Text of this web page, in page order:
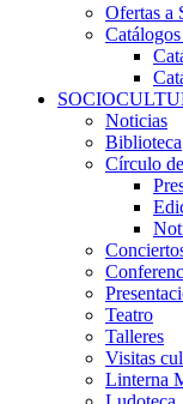
Ofertas a
Noticias
Biblioteca
Círculo
Teatro
Talleres
Visitas
Linterna